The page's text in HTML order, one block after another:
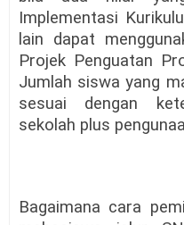
Implementasi
lain dapat
Projek Penguatan
Jumlah siswa yang
sesuai dengan
sekolah plus
Bagaimana cara